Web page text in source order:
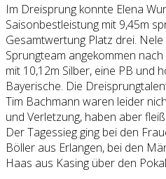
Im Dreisprung konnte Elena
Saisonbestleistung mit 9,45m
Gesamtwertung Platz drei.
Sprungteam angekommen
mit 10,12m Silber, eine PB und
Bayerische. Die
Tim Bachmann waren leider
und Verletzung, haben aber
Der Tagessieg ging bei den
Böller aus Erlangen, bei den
Haas aus Kasing über den